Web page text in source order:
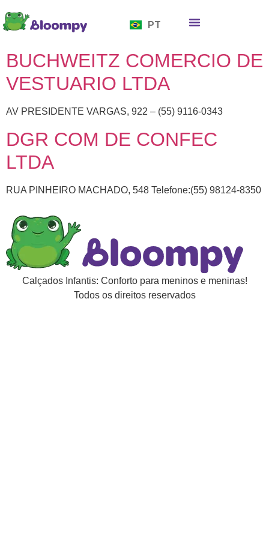
PT
ES
BUCHWEITZ COMERCIO DE
VESTUARIO LTDA
AV PRESIDENTE VARGAS, 922 – (55) 9116-0343
DGR COM DE CONFEC
LTDA
RUA PINHEIRO MACHADO, 548 Telefone:(55) 98124-8350
Calçados Infantis: Conforto para meninos e meninas!
Todos os direitos reservados